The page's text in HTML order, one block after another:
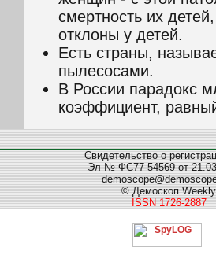
смертность их
отклоны у детей.
Есть страны,
пылесосами.
В России парадокс
коэффициент,
Свидетельство о
Эл № ФС77-54569 от
© Демоскоп Weekly
ISSN 1726-2887